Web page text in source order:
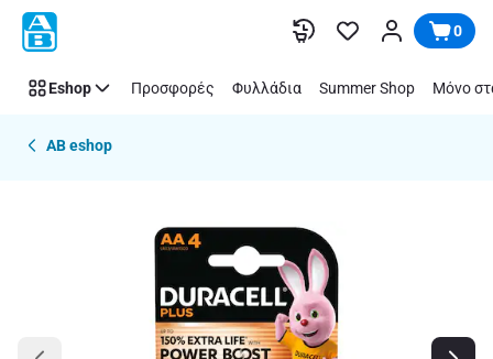
Παράλειψη 0
Eshop Προσφορές Φυλλάδια Summer Shop Μόνο
AB eshop